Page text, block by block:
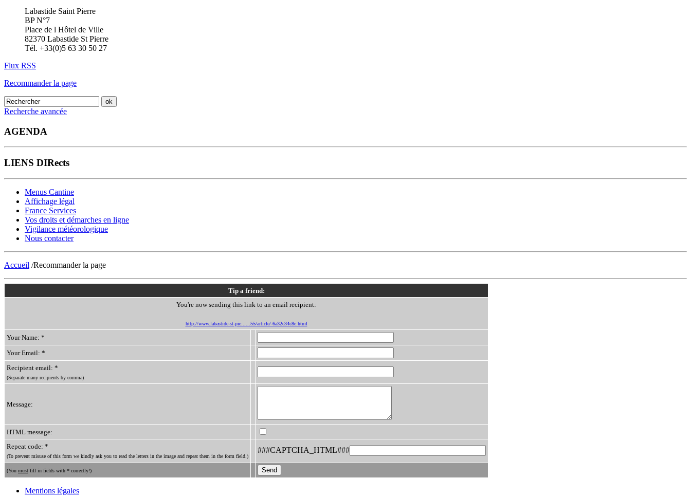
Labastide Saint Pierre
BP N°7
Place de l Hôtel de Ville
82370 Labastide St Pierre
Tél. +33(0)5 63 30 50 27
Flux RSS
Recommander la page
Recherche avancée
AGENDA
LIENS DIRects
Menus Cantine
Affichage légal
France Services
Vos droits et démarches en ligne
Vigilance météorologique
Nous contacter
Accueil /Recommander la page
Tip a friend:
You're now sending this link to an email recipient:
http://www.labastide-st-pie......55/article/-6a32c34c8e.html
Your Name: *
Your Email: *
Recipient email: *
(Separate many recipients by comma)
Message:
HTML message:
Repeat code: *
(To prevent misuse of this form we kindly ask you to read the letters in the image and repeat them in the form field.)
###CAPTCHA_HTML###
(You must fill in fields with * correctly!)
Mentions légales